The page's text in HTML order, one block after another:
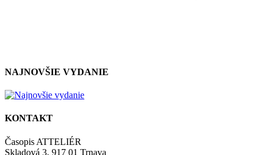
NAJNOVŠIE VYDANIE
KONTAKT
Časopis ATTELIÉR
Skladová 3, 917 01 Trnava